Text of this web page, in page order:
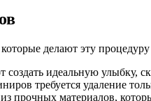
делают эту
идеальную улыбку,
требуется удаление
прочных материалов,